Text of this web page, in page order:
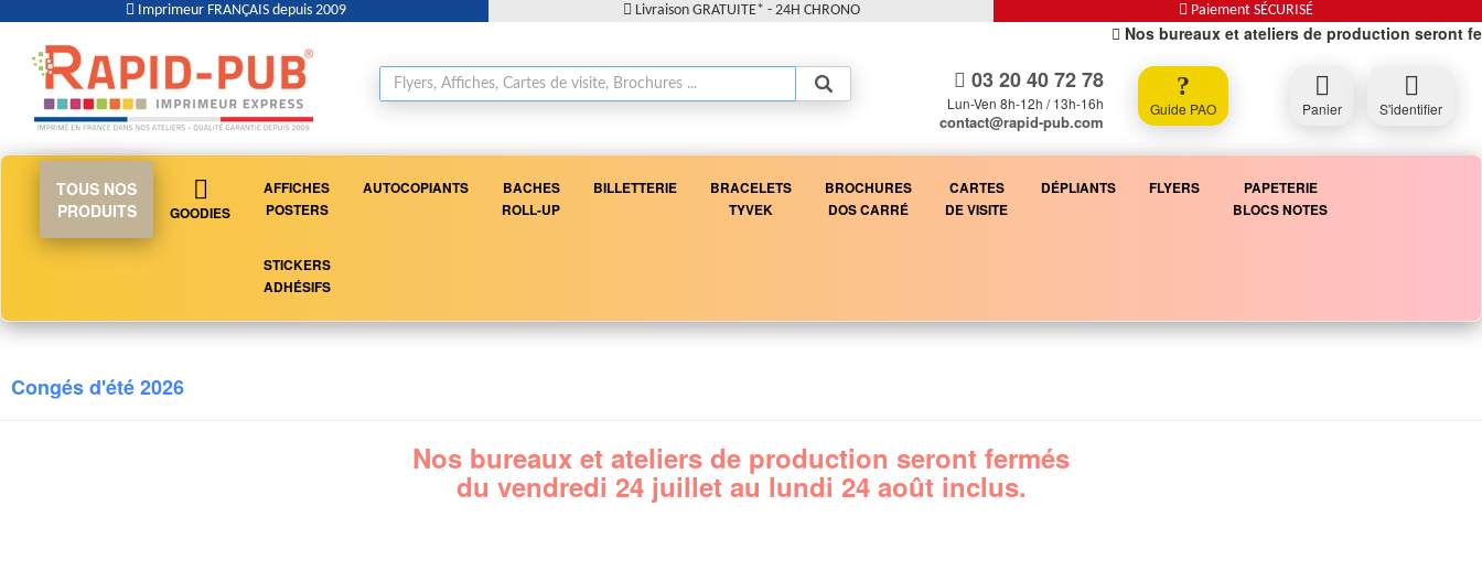
Imprimeur FRANÇAIS depuis 2009 Livraison GRATUITE* - 24H CHRONO Paiement SÉCURISÉ
Nos bureaux et ateliers de production seront
03 20 40 72 78
Lun-Ven 8h-12h / 13h-16h
contact@rapid-pub.com
Guide PAO Panier S'identifier
TOUS NOS
PRODUITS
GOODIES
AFFICHES
POSTERS
AUTOCOPIANTS
BACHES
ROLL-UP
BILLETTERIE
BRACELETS
TYVEK
BROCHURES
DOS CARRÉ
CARTES
DE VISITE
DÉPLIANTS FLYERS
PAPETERIE
BLOCS NOTES
STICKERS
ADHÉSIFS
Congés d'été 2026
Nos bureaux et ateliers de production seront fermés
du vendredi 24 juillet au lundi 24 août inclus.